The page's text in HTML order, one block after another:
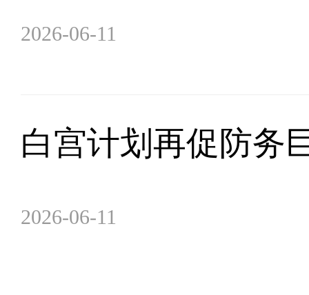
2026-06-11
白宫计划再促防务
2026-06-11